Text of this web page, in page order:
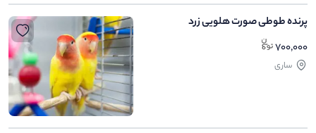
پرنده طوطی صورت هلویی زرد
700,000
ساری